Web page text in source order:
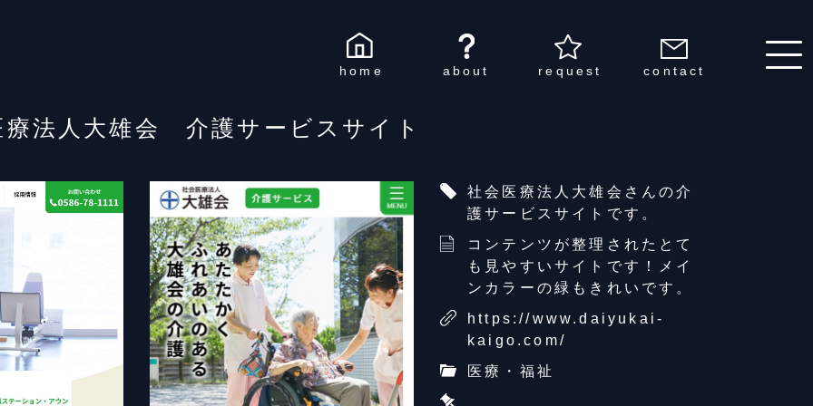
home about request contact
療法人大雄会 介護サービスサイト
社会医療法人大雄会さんの介
護サービスサイトです。
コンテンツが整理されたとて
も見やすいサイトです！メイ
ンカラーの緑もきれいです。
https://www.daiyukai-
kaigo.com/
医療・福祉